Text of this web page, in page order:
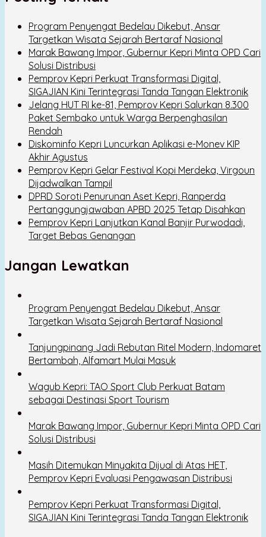
Program Penyengat Bedelau Dikebut, Ansar
Targetkan Wisata Sejarah Bertaraf Nasional
Marak Bawang Impor, Gubernur Kepri Minta OPD Cari
Solusi Distribusi
Pemprov Kepri Perkuat Transformasi Digital,
SIGAJIAN Kini Terintegrasi Tanda Tangan Elektronik
Jelang HUT RI ke-81, Pemprov Kepri Salurkan 8.300
Paket Sembako untuk Warga Berpenghasilan
Rendah
Diskominfo Kepri Luncurkan Aplikasi e-Monev KIP
Akhir Agustus
Pemprov Kepri Gelar Festival Kopi Merdeka, Virgoun
Dijadwalkan Tampil
DPRD Soroti Penurunan Aset Kepri, Ranperda
Pertanggungjawaban APBD 2025 Tetap Disahkan
Pemprov Kepri Lanjutkan Kanal Banjir Purwodadi,
Target Bebas Genangan
Jangan Lewatkan
Program Penyengat Bedelau Dikebut, Ansar
Targetkan Wisata Sejarah Bertaraf Nasional
Tanjungpinang Jadi Rebutan Ritel Modern, Indomaret
Bertambah, Alfamart Mulai Masuk
Wagub Kepri: TAO Sport Club Perkuat Batam
sebagai Destinasi Sport Tourism
Marak Bawang Impor, Gubernur Kepri Minta OPD Cari
Solusi Distribusi
Masih Ditemukan Minyakita Dijual di Atas HET,
Pemprov Kepri Evaluasi Pengawasan Distribusi
Pemprov Kepri Perkuat Transformasi Digital,
SIGAJIAN Kini Terintegrasi Tanda Tangan Elektronik